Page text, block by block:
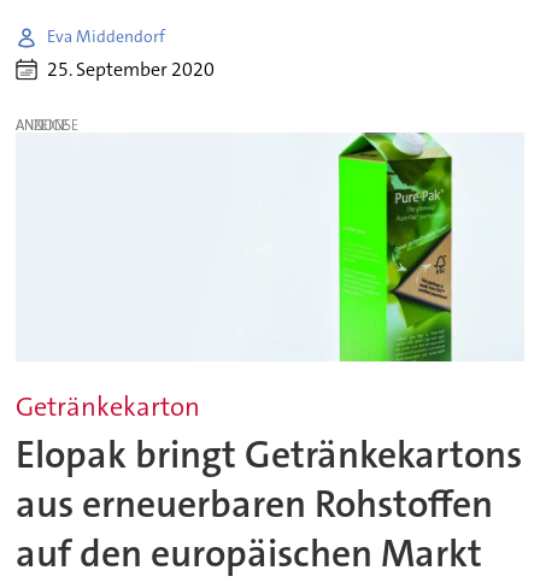
Eva Middendorf
25. September 2020
ANZEIGE
Getränkekarton
Elopak bringt Getränkekartons
aus erneuerbaren Rohstoffen
auf den europäischen Markt